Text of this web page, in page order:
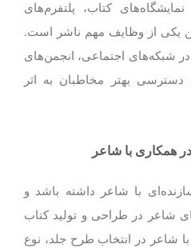
کتاب، پلتفرم‌های
یکی از وظایف مهم ناشر است.
در شبکه‌های اجتماعی، انجمن‌های
بهتر مخاطبان به اثر
همکاری با شاعر
با شاعر داشته باشد و
شاعر در طراحی و تولید کتاب
شاعر در انتخاب طرح جلد، نوع